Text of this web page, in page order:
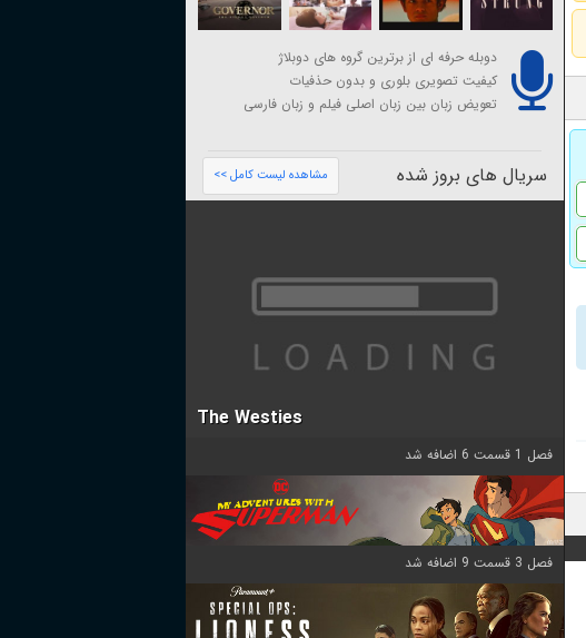
دوبله حرفه ای از برترین گروه های دوبلاژ
کیفیت تصویری بلوری و بدون حذفیات
تعویض زبان بین زبان اصلی فیلم و زبان فارسی
سریال های بروز شده مشاهده لیست کامل >>
The Westies
فصل 1 قسمت 6 اضافه شد
فصل 3 قسمت 9 اضافه شد